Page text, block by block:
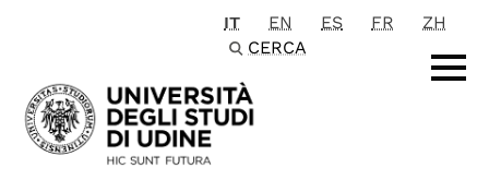
Passa al contenuto principale
IT EN ES FR
ZH
CERCA